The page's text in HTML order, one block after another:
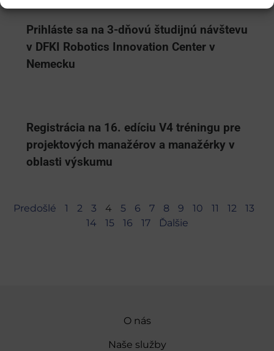
Prihláste sa na 3-dňovú študijnú návštevu
v DFKI Robotics Innovation Center v
Nemecku
Registrácia na 16. edíciu V4 tréningu pre
projektových manažérov a manažérky v
oblasti výskumu
Predošlé 1 2 3 4 5 6 7 8 9 10 11 12
13
14
15 16 17 Ďalšie
O nás
Naše služby